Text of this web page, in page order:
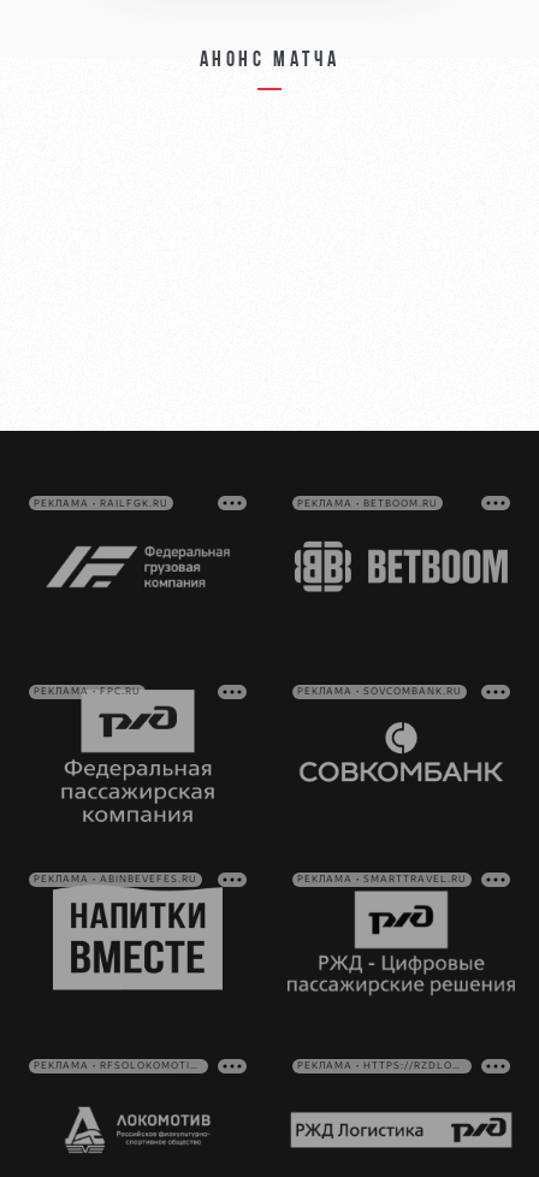
Анонс матча
РЕКЛАМА • RAILFGK.RU РЕКЛАМА • BETBOOM.RU
РЕКЛАМА • FPC.RU РЕКЛАМА • SOVCOMBANK.RU
РЕКЛАМА • ABINBEVEFES.RU РЕКЛАМА • SMARTTRAVEL.RU
РЕКЛАМА • RFSOLOKOMOTIV.RU РЕКЛАМА • HTTPS://RZDLOG.RU/